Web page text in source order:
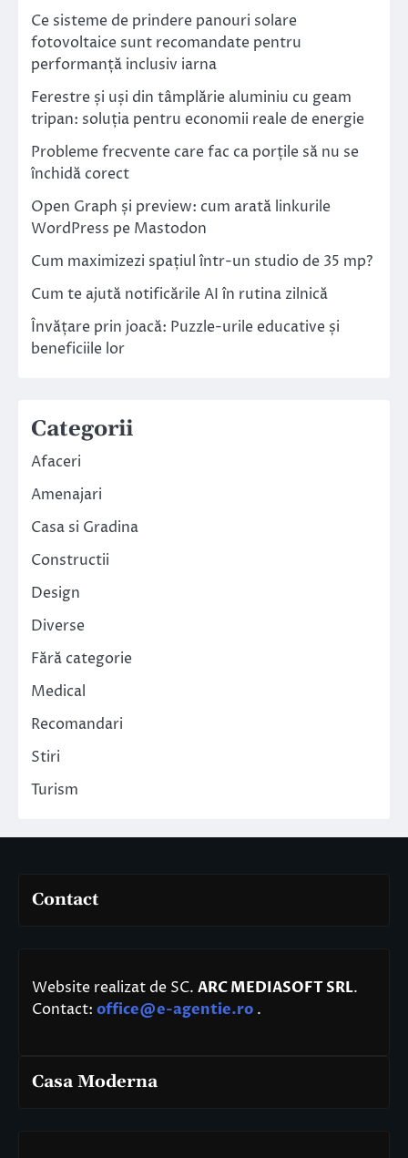
Ce sisteme de prindere panouri solare
fotovoltaice sunt recomandate pentru
performanță inclusiv iarna
Ferestre și uși din tâmplărie aluminiu cu geam
tripan: soluția pentru economii reale de energie
Probleme frecvente care fac ca porțile să nu se
închidă corect
Open Graph și preview: cum arată linkurile
WordPress pe Mastodon
Cum maximizezi spațiul într-un studio de 35 mp?
Cum te ajută notificările AI în rutina zilnică
Învățare prin joacă: Puzzle-urile educative și
beneficiile lor
Categorii
Afaceri
Amenajari
Casa si Gradina
Constructii
Design
Diverse
Fără categorie
Medical
Recomandari
Stiri
Turism
Contact
Website realizat de SC. ARC MEDIASOFT SRL.
Contact: office@e-agentie.ro .
Casa Moderna